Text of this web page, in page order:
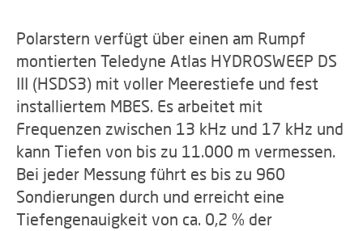
Polarstern verfügt über einen am Rumpf
montierten Teledyne Atlas HYDROSWEEP DS
III (HSDS3) mit voller Meerestiefe und fest
installiertem MBES. Es arbeitet mit
Frequenzen zwischen 13 kHz und 17 kHz und
kann Tiefen von bis zu 11.000 m vermessen.
Bei jeder Messung führt es bis zu 960
Sondierungen durch und erreicht eine
Tiefengenauigkeit von ca. 0,2 % der